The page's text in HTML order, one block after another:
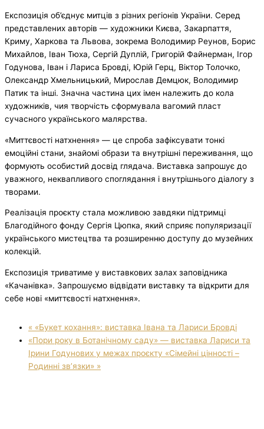
Експозиція об’єднує митців з різних регіонів України. Серед
представлених авторів — художники Києва, Закарпаття,
Криму, Харкова та Львова, зокрема Володимир Реунов, Борис
Михайлов, Іван Тюха, Сергій Дуплій, Григорій Файнерман, Ігор
Годунова, Іван і Лариса Бровді, Юрій Герц, Віктор Толочко,
Олександр Хмельницький, Мирослав Демцюк, Володимир
Патик та інші. Значна частина цих імен належить до кола
художників, чия творчість сформувала вагомий пласт
сучасного українського малярства.
«Миттєвості натхнення» — це спроба зафіксувати тонкі
емоційні стани, знайомі образи та внутрішні переживання, що
формують особистий досвід глядача. Виставка запрошує до
уважного, неквапливого споглядання і внутрішнього діалогу з
творами.
Реалізація проєкту стала можливою завдяки підтримці
Благодійного фонду Сергія Цюпка, який сприяє популяризації
українського мистецтва та розширенню доступу до музейних
колекцій.
Експозиція триватиме у виставкових залах заповідника
«Качанівка». Запрошуємо відвідати виставку та відкрити для
себе нові «миттєвості натхнення».
« «Букет кохання»: виставка Івана та Лариси Бровді
«Пори року в Ботанічному саду» — виставка Лариси та
Ірини Годунових у межах проєкту «Сімейні цінності –
Родинні зв’язки» »